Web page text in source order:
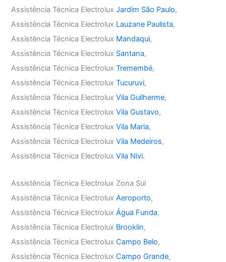
Assistência Técnica ElectroluxJardim São Paulo,
Assistência Técnica Electrolux Lauzane Paulista,
Assistência Técnica Electrolux Mandaqui,
Assistência Técnica Electrolux Santana,
Assistência Técnica ElectroluxTremembé,
Assistência Técnica ElectroluxTucuruvi,
Assistência Técnica ElectroluxVila Guilherme,
Assistência Técnica ElectroluxVila Gustavo,
Assistência Técnica ElectroluxVila Maria,
Assistência Técnica ElectroluxVila Medeiros,
Assistência Técnica ElectroluxVila Nivi.
Assistência Técnica Electrolux Zona Sul
Assistência Técnica ElectroluxAeroporto,
Assistência Técnica ElectroluxÁgua Funda,
Assistência Técnica Electrolux Brooklin,
Assistência Técnica ElectroluxCampo Belo,
Assistência Técnica ElectroluxCampo Grande,